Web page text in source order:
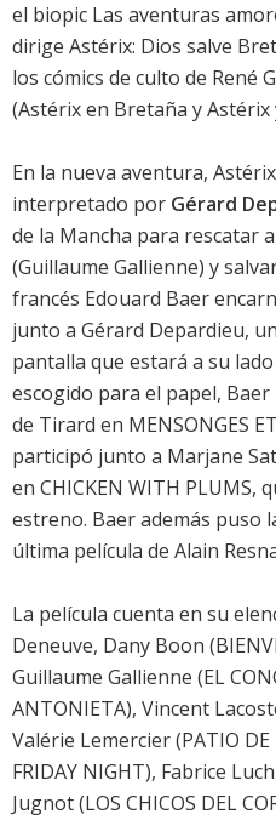
el biopic Las aventuras
dirige Astérix: Dios salve
los cómics de culto de René
(Astérix en Bretaña y
En la nueva aventura,
interpretado por Gérard
de la Mancha para rescatar
(Guillaume Gallienne) y
francés Edouard Baer
junto a Gérard Depardieu,
pantalla que estará a su
escogido para el papel,
de Tirard en MENSONGES
participó junto a Marjane
en CHICKEN WITH PLUMS,
estreno. Baer además puso
última película de Alain
La película cuenta en su
Deneuve, Dany Boon
Guillaume Gallienne (EL
ANTONIETA), Vincent
Valérie Lemercier(PATIO DE
FRIDAY NIGHT), Fabrice
Jugnot(LOS CHICOS DEL